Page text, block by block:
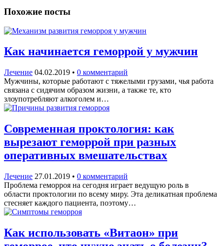
Похожие посты
Как начинается геморрой у мужчин
Лечение 04.02.2019 • 0 комментарий
Мужчины, которые работают с тяжелыми грузами, чья работа
связана с сидячим образом жизни, а также те, кто
злоупотребляют алкоголем и…
Современная проктология: как
вырезают геморрой при разных
оперативных вмешательствах
Лечение 27.01.2019 • 0 комментарий
Проблема геморроя на сегодня играет ведущую роль в
области проктологии по всему миру. Эта деликатная проблема
стесняет каждого пациента, поэтому…
Как использовать «Витаон» при